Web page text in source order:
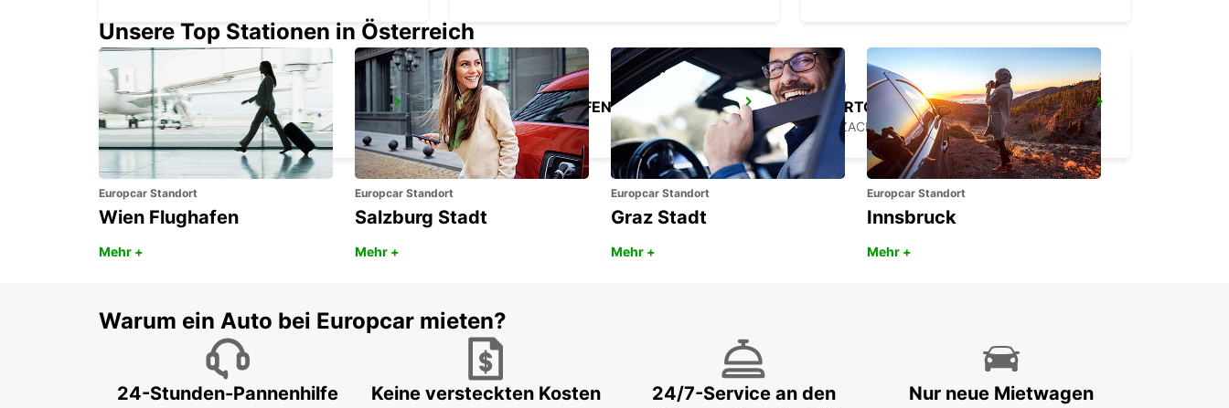
BAIA SARDINIA (SARDINIEN)
ARZACHENA - ITALY
FIGARI FLUGHAFEN
FIGARI - FRANCE
PORTO CERVO (SARDINIEN)
ARZACHENA - ITALY
Unsere Top Stationen in Österreich
Europcar Standort
Wien Flughafen
Mehr +
Europcar Standort
Salzburg Stadt
Mehr +
Europcar Standort
Graz Stadt
Mehr +
Europcar Standort
Innsbruck
Mehr +
Warum ein Auto bei Europcar mieten?
24-Stunden-Pannenhilfe Keine versteckten Kosten
24/7-Service an den
Nur neue Mietwagen